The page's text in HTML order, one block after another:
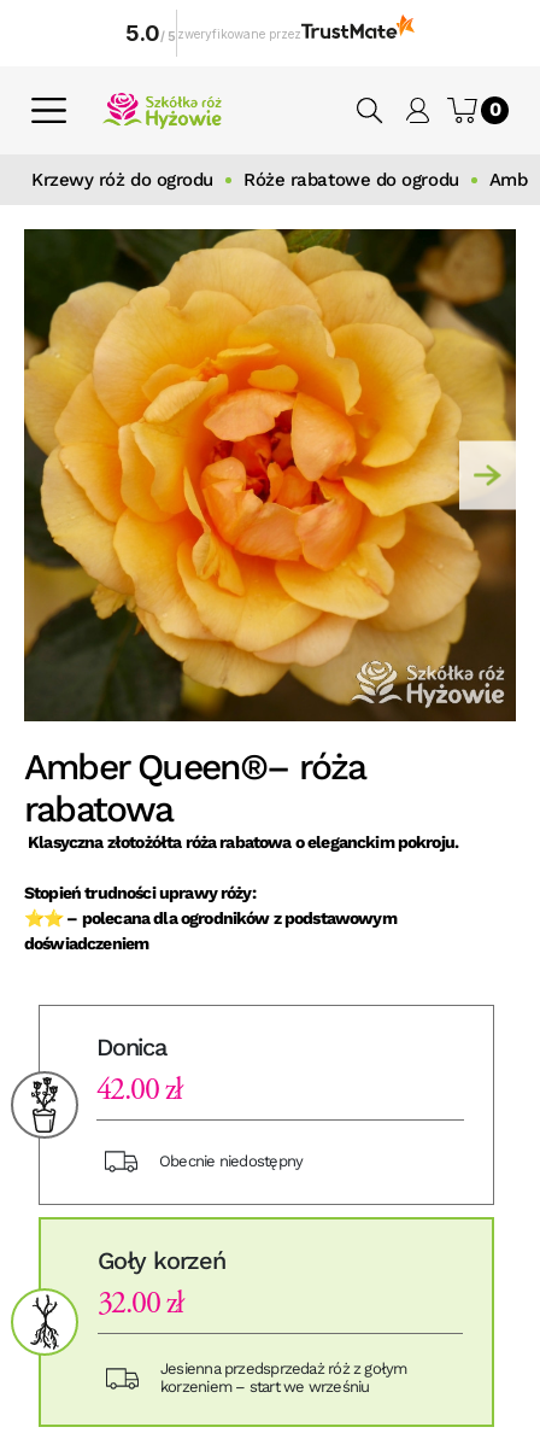
0
Krzewy róż do ogrodu Róże rabatowe do ogrodu
Amber Queen®– róża
rabatowa
Klasyczna złotożółta róża rabatowa o eleganckim pokroju.
Stopień trudności uprawy róży:
⭐⭐ – polecana dla ogrodników z podstawowym
doświadczeniem
Donica
42.00 zł
Obecnie niedostępny
Goły korzeń
32.00 zł
Jesienna przedsprzedaż róż z gołym
korzeniem – start we wrześniu
5.0/ 5 zweryfikowane przez